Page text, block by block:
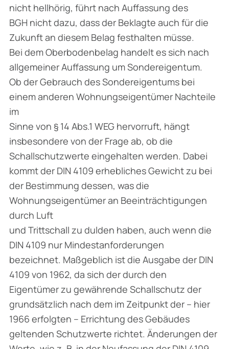
nicht hellhörig, führt nach Auffassung des
BGH nicht dazu, dass der Beklagte auch für die
Zukunft an diesem Belag festhalten müsse.
Bei dem Oberbodenbelag handelt es sich nach
allgemeiner Auffassung um Sondereigentum.
Ob der Gebrauch des Sondereigentums bei
einem anderen Wohnungseigentümer Nachteile
im
Sinne von § 14 Abs.1 WEG hervorruft, hängt
insbesondere von der Frage ab, ob die
Schallschutzwerte eingehalten werden. Dabei
kommt der DIN 4109 erhebliches Gewicht zu bei
der Bestimmung dessen, was die
Wohnungseigentümer an Beeinträchtigungen
durch Luft
und Trittschall zu dulden haben, auch wenn die
DIN 4109 nur Mindestanforderungen
bezeichnet. Maßgeblich ist die Ausgabe der DIN
4109 von 1962, da sich der durch den
Eigentümer zu gewährende Schallschutz der
grundsätzlich nach dem im Zeitpunkt der – hier
1966 erfolgten – Errichtung des Gebäudes
geltenden Schutzwerte richtet. Änderungen der